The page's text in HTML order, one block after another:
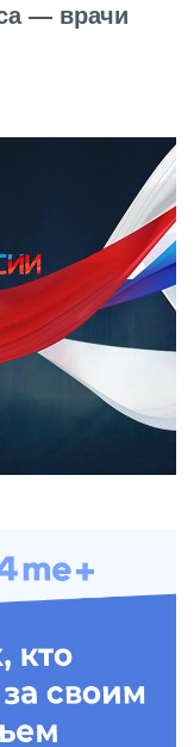
— врачи